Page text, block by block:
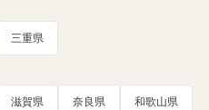
三重県
滋賀県 奈良県 和歌山県